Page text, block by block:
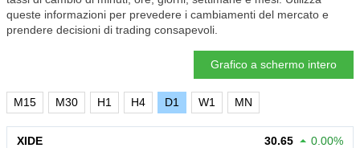
queste informazioni per prevedere i cambiamenti del mercato e
prendere decisioni di trading consapevoli.
Grafico a schermo intero
M15 M30 H1 H4 D1 W1 MN
XIDE 30.65 0.00%